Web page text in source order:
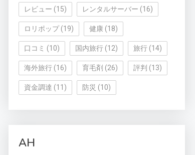
レビュー (15) レンタルサーバー (16)
ロリポップ(19) 健康(18)
口コミ (10) 国内旅行(12) 旅行(14)
海外旅行(16) 育毛剤 (26) 評判 (13)
資金調達 (11) 防災 (10)
AH